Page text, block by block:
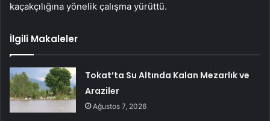
kaçakçılığına yönelik çalışma yürüttü.
İlgili Makaleler
Tokat’ta Su Altında Kalan Mezarlık ve
Araziler
Ağustos 7, 2026